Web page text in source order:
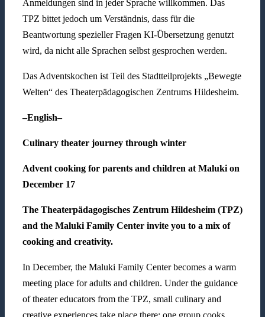
Anmeldungen sind in jeder Sprache willkommen. Das
TPZ bittet jedoch um Verständnis, dass für die
Beantwortung spezieller Fragen KI-Übersetzung genutzt
wird, da nicht alle Sprachen selbst gesprochen werden.
Das Adventskochen ist Teil des Stadtteilprojekts „Bewegte
Welten“ des Theaterpädagogischen Zentrums Hildesheim.
–English–
Culinary theater journey through winter
Advent cooking for parents and children at Maluki on
December 17
The Theaterpädagogisches Zentrum Hildesheim (TPZ)
and the Maluki Family Center invite you to a mix of
cooking and creativity.
In December, the Maluki Family Center becomes a warm
meeting place for adults and children. Under the guidance
of theater educators from the TPZ, small culinary and